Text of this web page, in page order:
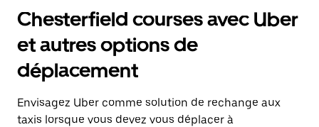
Chesterfield courses avec Uber
et autres options de
déplacement
Envisagez Uber comme solution de rechange aux
taxis lorsque vous devez vous déplacer à